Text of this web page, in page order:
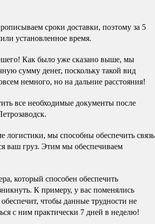
сроки доставки, поэтому за 5
установленное время.
Как было уже сказано выше, мы
сумму денег, поскольку такой вид
немного, но на дальние расстояния!
все необходимые документы после
логистики, мы способны обеспечить связь
ваш груз. Этим мы обеспечиваем
который способен обеспечить
К примеру, у вас поменялись
чтобы данные трудности не
с ним практически 7 дней в неделю!